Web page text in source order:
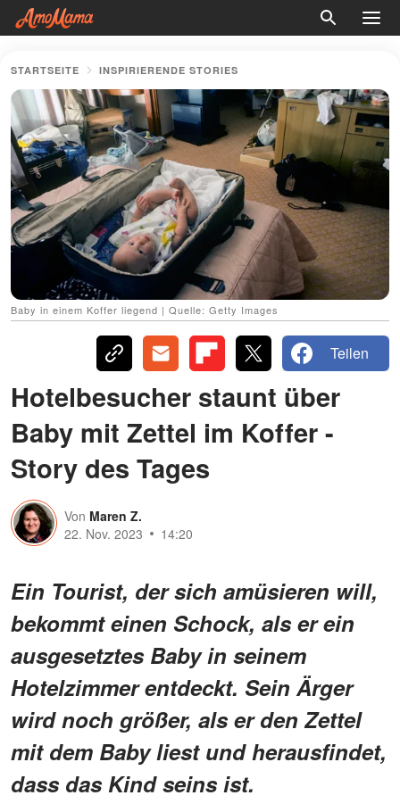
STARTSEITE INSPIRIERENDE STORIES
Baby in einem Koffer liegend | Quelle: Getty Images
Teilen
Hotelbesucher staunt über
Baby mit Zettel im Koffer -
Story des Tages
Von Maren Z.
22. Nov. 2023
14:20
Ein Tourist, der sich amüsieren will,
bekommt einen Schock, als er ein
ausgesetztes Baby in seinem
Hotelzimmer entdeckt. Sein Ärger
wird noch größer, als er den Zettel
mit dem Baby liest und herausfindet,
dass das Kind seins ist.